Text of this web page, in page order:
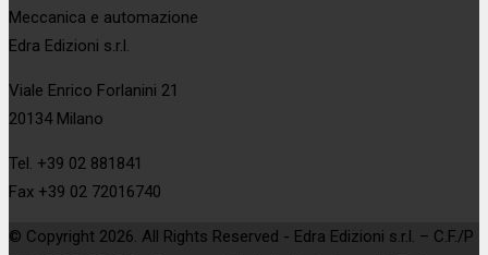
Meccanica e automazione
Edra Edizioni s.r.l.
Viale Enrico Forlanini 21
20134 Milano
Tel. +39 02 881841
Fax +39 02 72016740
© Copyright 2026. All Rights Reserved - Edra Edizioni s.r.l. – C.F./P